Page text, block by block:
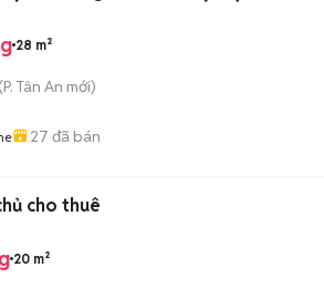
28 m²
(P. Tân An mới)
27 đã bán
cho thuê
20 m²